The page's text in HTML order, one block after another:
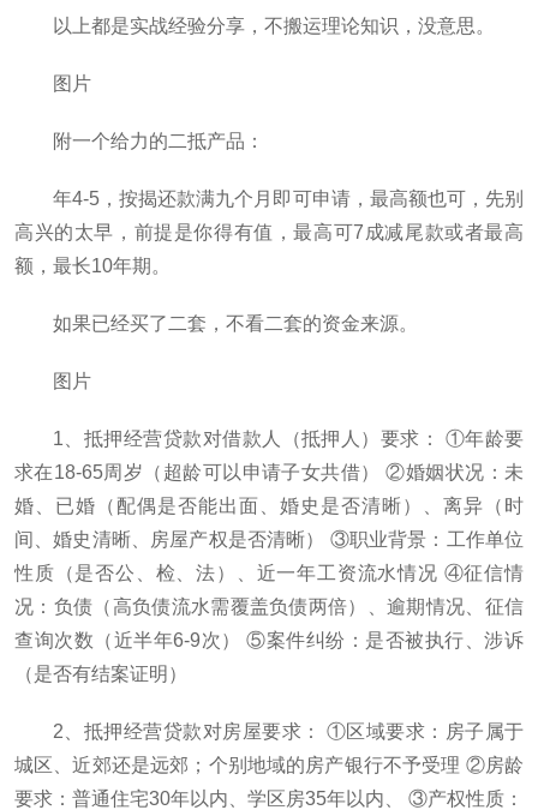
以上都是实战经验分享，不搬运理论知识，没意思。
图片
附一个给力的二抵产品：
年4-5，按揭还款满九个月即可申请，最高额也可，先别
高兴的太早，前提是你得有值，最高可7成减尾款或者最高
额，最长10年期。
如果已经买了二套，不看二套的资金来源。
图片
1、抵押经营贷款对借款人（抵押人）要求： ①年龄要
求在18-65周岁（超龄可以申请子女共借） ②婚姻状况：未
婚、已婚（配偶是否能出面、婚史是否清晰）、离异（时
间、婚史清晰、房屋产权是否清晰） ③职业背景：工作单位
性质（是否公、检、法）、近一年工资流水情况 ④征信情
况：负债（高负债流水需覆盖负债两倍）、逾期情况、征信
查询次数（近半年6-9次） ⑤案件纠纷：是否被执行、涉诉
（是否有结案证明）
2、抵押经营贷款对房屋要求： ①区域要求：房子属于
城区、近郊还是远郊；个别地域的房产银行不予受理 ②房龄
要求：普通住宅30年以内、学区房35年以内、 ③产权性质：